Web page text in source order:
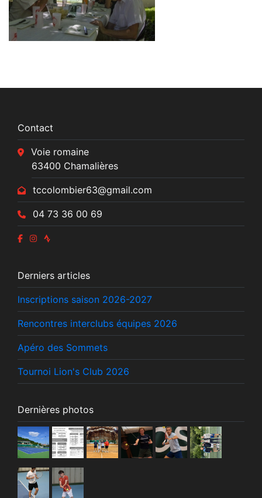
Contact
Voie romaine
63400 Chamalières
tccolombier63@gmail.com
04 73 36 00 69
Derniers articles
Inscriptions saison 2026-2027
Rencontres interclubs équipes 2026
Apéro des Sommets
Tournoi Lion's Club 2026
Dernières photos